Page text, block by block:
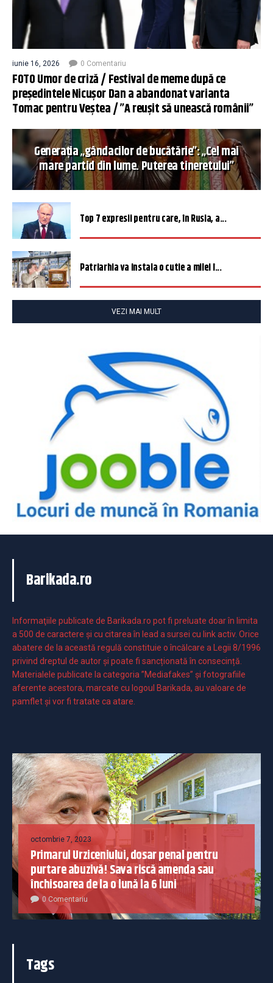
iunie 16, 2026 0 Comentariu
FOTO Umor de criză / Festival de meme după ce
președintele Nicușor Dan a abandonat varianta
Tomac pentru Veștea / ”A reușit să unească românii”
Generația „gândacilor de bucătărie”: „Cel mai
mare partid din lume. Puterea tineretului”
Top 7 expresii pentru care, în Rusia, a...
Patriarhia va instala o cutie a milei î...
VEZI MAI MULT
Barikada.ro
Informaţiile publicate de Barikada.ro pot fi preluate doar în limita
a 500 de caractere şi cu citarea în lead a sursei cu link activ. Orice
abatere de la această regulă constituie o încălcare a Legii 8/1996
privind dreptul de autor și poate fi sancționată în consecință.
Materialele publicate la categoria ”Mediafakes” și fotografiile
aferente acestora, marcate cu logoul Barikada, au valoare de
pamflet și vor fi tratate ca atare.
octombrie 7, 2023
Primarul Urziceniului, dosar penal pentru
purtare abuzivă! Sava riscă amenda sau
închisoarea de la o lună la 6 luni
0 Comentariu
Tags